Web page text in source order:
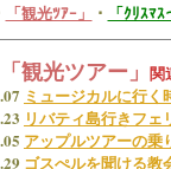
「観光ﾂｱｰ」 ･ 「ｸﾘｽﾏ
「観光ツアー」 関
ミュージカルに行く
リバティ島行きフェ
アップルツアーの乗
ゴスぺルを聞ける教